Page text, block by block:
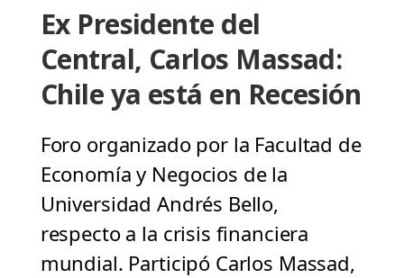
Ex Presidente del
Central, Carlos Massad:
Chile ya está en Recesión
Foro organizado por la Facultad de
Economía y Negocios de la
Universidad Andrés Bello,
respecto a la crisis financiera
mundial. Participó Carlos Massad,